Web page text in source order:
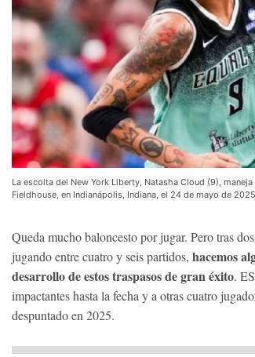
La escolta del New York Liberty, Natasha Cloud (9),
Fieldhouse, en Indianápolis, Indiana, el 24 de mayo de
Queda mucho baloncesto por jugar. Pero tras
jugando entre cuatro y seis partidos, hacemos
desarrollo de estos traspasos de gran éxito.
impactantes hasta la fecha y a otras cuatro
despuntado en 2025.